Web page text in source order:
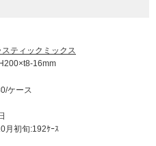
ティックミックス
16mm
ケース
月初旬:192ｹｰｽ